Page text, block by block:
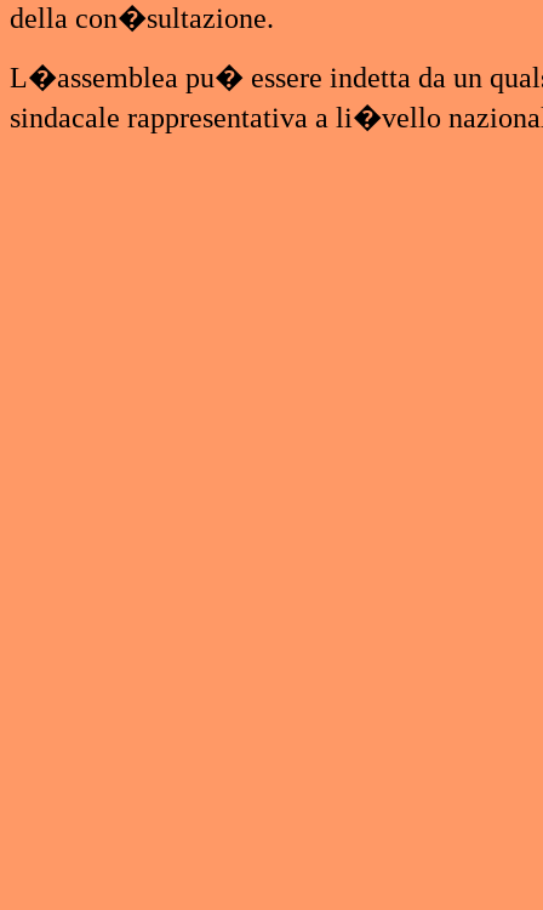
della con�sultazione.
L�assemblea pu� essere indetta da un
sindacale rappresentativa a li�vello